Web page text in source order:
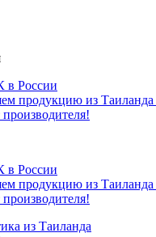
в России
продукцию из Таиланда
в России
продукцию из Таиланда